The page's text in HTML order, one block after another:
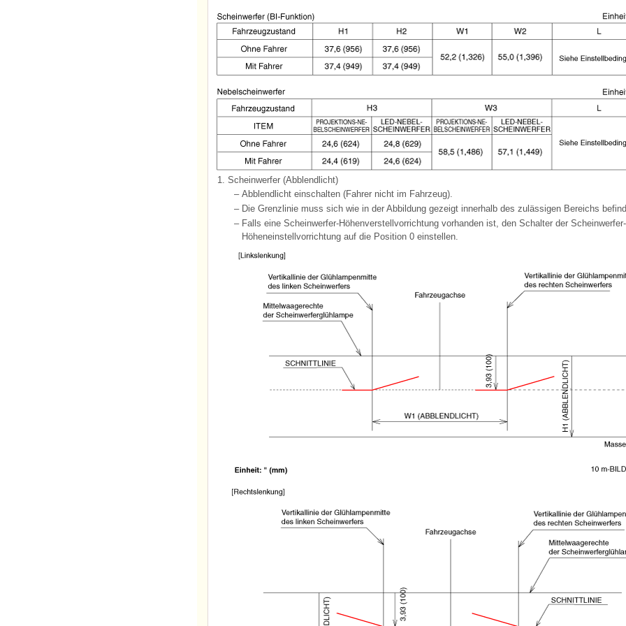
1. Scheinwerfer (Abblendlicht)
– Abblendlicht einschalten (Fahrer nicht im Fahrzeug).
– Die Grenzlinie muss sich wie in der Abbildung gezeigt innerhalb des zulässigen Bereichs
– Falls eine Scheinwerfer-Höhenverstellvorrichtung vorhanden ist, den Schalter der Scheinwerfer-
Höheneinstellvorrichtung auf die Position 0 einstellen.